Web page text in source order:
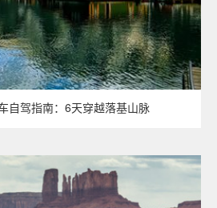
自驾指南：6天穿越落基山脉